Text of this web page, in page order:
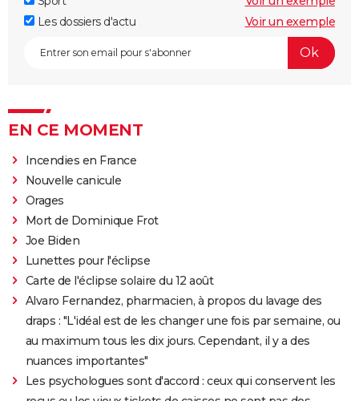
Les dossiers d'actu
Voir un exemple
EN CE MOMENT
Incendies en France
Nouvelle canicule
Orages
Mort de Dominique Frot
Joe Biden
Lunettes pour l'éclipse
Carte de l'éclipse solaire du 12 août
Alvaro Fernandez, pharmacien, à propos du lavage des
draps : "L'idéal est de les changer une fois par semaine, ou
au maximum tous les dix jours. Cependant, il y a des
nuances importantes"
Les psychologues sont d'accord : ceux qui conservent les